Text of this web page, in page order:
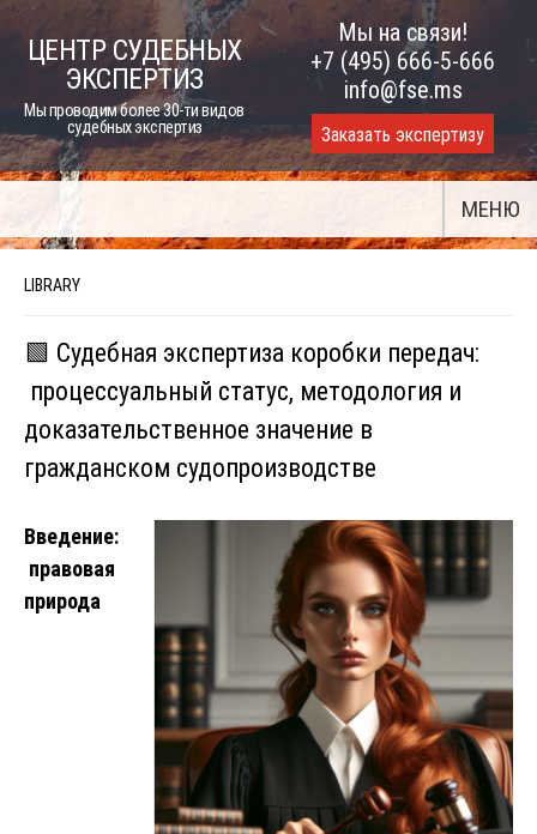
Skip
ЦЕНТР СУДЕБНЫХ
ЭКСПЕРТИЗ
Мы проводим более 30-ти видов
судебных экспертиз
Мы на связи!
+7 (495) 666-5-666
info@fse.ms
Заказать экспертизу
МЕНЮ
LIBRARY
🟩 Судебная экспертиза коробки передач:
процессуальный статус, методология и
доказательственное значение в
гражданском судопроизводстве
Введение:
правовая
природа